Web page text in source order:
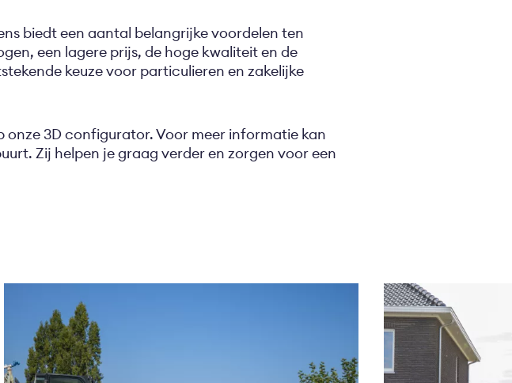
biedt een aantal belangrijke voordelen ten
een lagere prijs, de hoge kwaliteit en de
keuze voor particulieren en zakelijke
onze 3D configurator. Voor meer informatie kan
Zij helpen je graag verder en zorgen voor een